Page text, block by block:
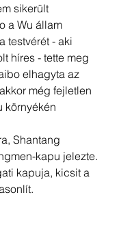
sikerült
a Wu állam
testvérét - aki
híres - tette meg
elhagyta az
még fejletlen
környékén
Shantang
kapu jelezte.
kapuja, kicsit a